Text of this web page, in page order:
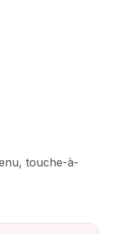
touche-à-